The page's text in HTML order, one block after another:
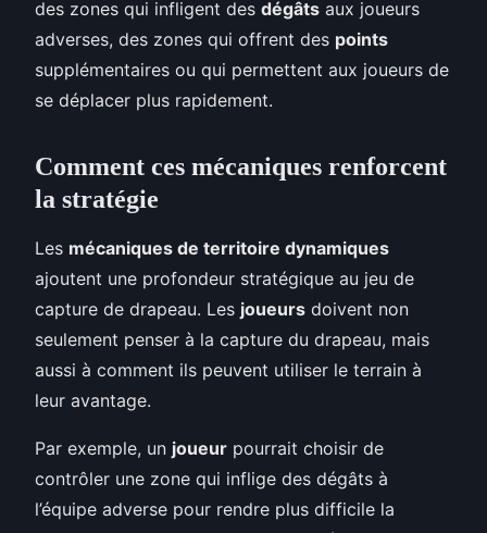
des zones qui infligent des dégâts aux joueurs
adverses, des zones qui offrent des points
supplémentaires ou qui permettent aux joueurs de
se déplacer plus rapidement.
Comment ces mécaniques renforcent
la stratégie
Les mécaniques de territoire dynamiques
ajoutent une profondeur stratégique au jeu de
capture de drapeau. Les joueurs doivent non
seulement penser à la capture du drapeau, mais
aussi à comment ils peuvent utiliser le terrain à
leur avantage.
Par exemple, un joueur pourrait choisir de
contrôler une zone qui inflige des dégâts à
l’équipe adverse pour rendre plus difficile la